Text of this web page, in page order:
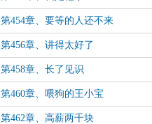
第454章、要等的人还不来
第456章、讲得太好了
第458章、长了见识
第460章、喂狗的王小宝
第462章、高薪两千块